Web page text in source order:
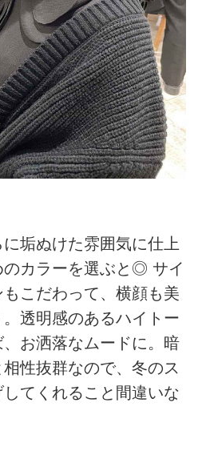
垢ぬけた雰囲気に仕上
のカラーを選ぶと◎ サイ
もこだわって、横顔も美
透明感のあるハイトー
お洒落なムードに。暗
性抜群なので、冬のス
てくれること間違いな